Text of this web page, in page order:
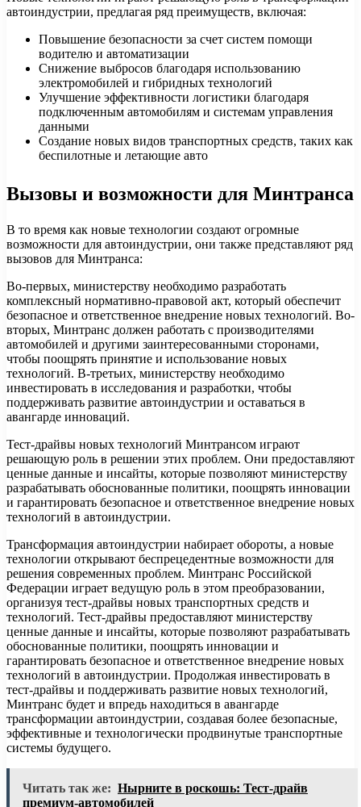
автоиндустрии, предлагая ряд преимуществ, включая:
Повышение безопасности за счет систем помощи
водителю и автоматизации
Снижение выбросов благодаря использованию
электромобилей и гибридных технологий
Улучшение эффективности логистики благодаря
подключенным автомобилям и системам управления
данными
Создание новых видов транспортных средств, таких как
беспилотные и летающие авто
Вызовы и возможности для Минтранса
В то время как новые технологии создают огромные
возможности для автоиндустрии, они также представляют ряд
вызовов для Минтранса:
Во-первых, министерству необходимо разработать
комплексный нормативно-правовой акт, который обеспечит
безопасное и ответственное внедрение новых технологий. Во-
вторых, Минтранс должен работать с производителями
автомобилей и другими заинтересованными сторонами,
чтобы поощрять принятие и использование новых
технологий. В-третьих, министерству необходимо
инвестировать в исследования и разработки, чтобы
поддерживать развитие автоиндустрии и оставаться в
авангарде инноваций.
Тест-драйвы новых технологий Минтрансом играют
решающую роль в решении этих проблем. Они предоставляют
ценные данные и инсайты, которые позволяют министерству
разрабатывать обоснованные политики, поощрять инновации
и гарантировать безопасное и ответственное внедрение новых
технологий в автоиндустрии.
Трансформация автоиндустрии набирает обороты, а новые
технологии открывают беспрецедентные возможности для
решения современных проблем. Минтранс Российской
Федерации играет ведущую роль в этом преобразовании,
организуя тест-драйвы новых транспортных средств и
технологий. Тест-драйвы предоставляют министерству
ценные данные и инсайты, которые позволяют разрабатывать
обоснованные политики, поощрять инновации и
гарантировать безопасное и ответственное внедрение новых
технологий в автоиндустрии. Продолжая инвестировать в
тест-драйвы и поддерживать развитие новых технологий,
Минтранс будет и впредь находиться в авангарде
трансформации автоиндустрии, создавая более безопасные,
эффективные и технологически продвинутые транспортные
системы будущего.
Читать так же: Нырните в роскошь: Тест-драйв
премиум-автомобилей